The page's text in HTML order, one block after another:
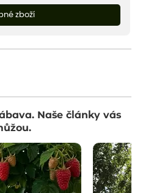
zboží
Naše články vás